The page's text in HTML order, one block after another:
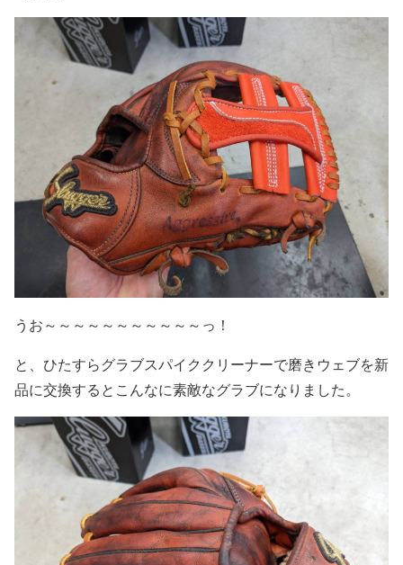
うお～～～～～～～～～～～っ！
と、ひたすらグラブスパイククリーナーで磨きウェブを新
品に交換するとこんなに素敵なグラブになりました。